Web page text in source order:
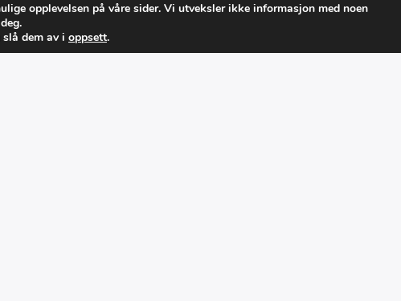
opplevelsen på våre sider. Vi utveksler ikke informasjon med noen
dem av i oppsett.